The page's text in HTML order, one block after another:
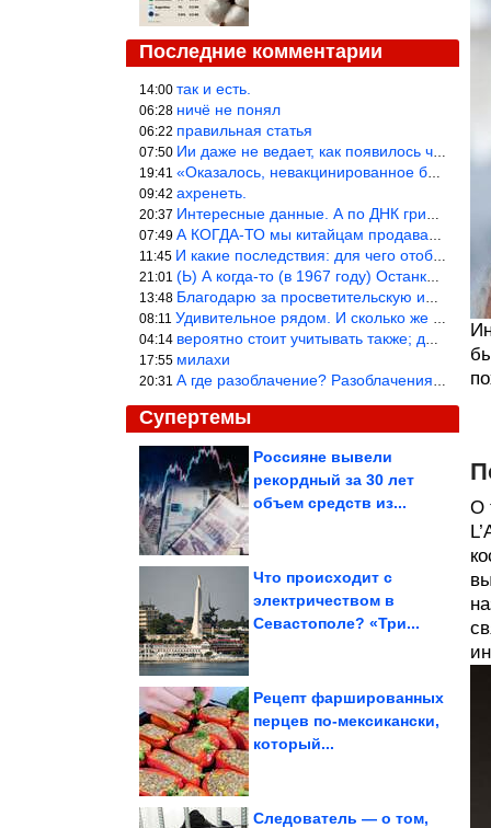
Последние комментарии
14:00 так и есть.
06:28 ничё не понял
06:22 правильная статья
07:50 Ии даже не ведает, как появилось человечество и для чего оно сущ
19:41 «Оказалось, невакцинированное большинство умирает существенно ча
09:42 ахренеть.
20:37 Интересные данные. А по ДНК грибов, бактерий имеются сведения из
07:49 А КОГДА-ТО мы китайцам продавали фуфайки.
11:45 И какие последствия: для чего отобрали? или просто похвастались.
21:01 (Ь) А когда-то (в 1967 году) Останкинская телебашня была самым в
13:48 Благодарю за просветительскую информацию.
08:11 Удивительное рядом. И сколько же ещё открытий готовит Просвещень
04:14 вероятно стоит учитывать также; длительность сна сгущает кровото
17:55 милахи
20:31 А где разоблачение? Разоблачения нет — значит придётся принять к
Супертемы
Актёры, которые
персонажей слишком...
Россияне вывели
рекордный за 30 лет
объем средств из...
Что происходит с
электричеством в
Севастополе? «Три...
Рецепт фаршированных
перцев по-мексикански,
который...
Следователь — о том,
О